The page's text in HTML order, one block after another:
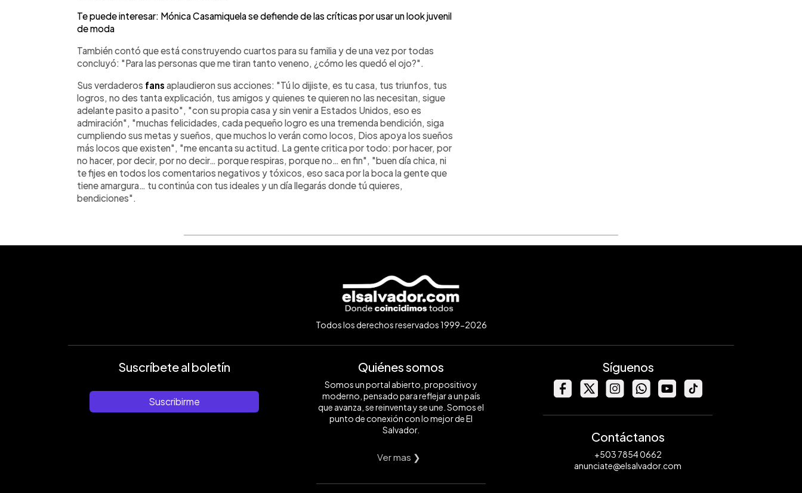
Te puede interesar: Mónica Casamiquela se defiende de las críticas por usar un look juvenil
de moda
También contó que está construyendo cuartos para su familia y de una vez por todas
concluyó: "Para las personas que me tiran tanto veneno, ¿cómo les quedó el ojo?".
Sus verdaderos fans aplaudieron sus acciones: "Tú lo dijiste, es tu casa, tus triunfos, tus
logros, no des tanta explicación, tus amigos y quienes te quieren no las necesitan, sigue
adelante pasito a pasito", "con su propia casa y sin venir a Estados Unidos, eso es
admiración", "muchas felicidades, cada pequeño logro es una tremenda bendición, siga
cumpliendo sus metas y sueños, que muchos lo verán como locos, Dios apoya los sueños
más locos que existen", "me encanta su actitud. La gente critica por todo: por hacer, por
no hacer, por decir, por no decir… porque respiras, porque no… en fin", "buen día chica, ni
te fijes en todos los comentarios negativos y tóxicos, eso saca por la boca la gente que
tiene amargura… tu continúa con tus ideales y un día llegarás donde tú quieres,
bendiciones".
Todos los derechos reservados 1999-2026
Suscríbete al boletín
Suscribirme
Quiénes somos
Somos un portal abierto, propositivo y
moderno, pensado para reflejar a un país
que avanza, se reinventa y se une. Somos el
punto de conexión con lo mejor de El
Salvador.
Ver mas ❯
Síguenos
Contáctanos
+503 7854 0662
anunciate@elsalvador.com